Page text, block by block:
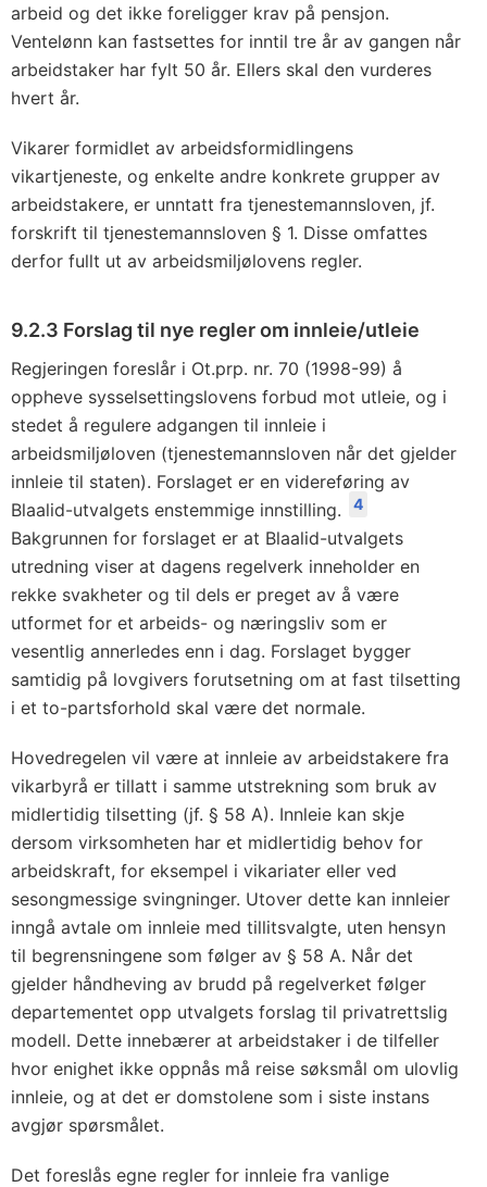
arbeid og det ikke foreligger krav på pensjon.
Ventelønn kan fastsettes for inntil tre år av gangen når
arbeidstaker har fylt 50 år. Ellers skal den vurderes
hvert år.
Vikarer formidlet av arbeidsformidlingens
vikartjeneste, og enkelte andre konkrete grupper av
arbeidstakere, er unntatt fra tjenestemannsloven, jf.
forskrift til tjenestemannsloven § 1. Disse omfattes
derfor fullt ut av arbeidsmiljølovens regler.
9.2.3 Forslag til nye regler om innleie/utleie
Regjeringen foreslår i Ot.prp. nr. 70 (1998-99) å
oppheve sysselsettingslovens forbud mot utleie, og i
stedet å regulere adgangen til innleie i
arbeidsmiljøloven (tjenestemannsloven når det gjelder
innleie til staten). Forslaget er en videreføring av
Blaalid-utvalgets enstemmige innstilling.
4
Bakgrunnen for forslaget er at Blaalid-utvalgets
utredning viser at dagens regelverk inneholder en
rekke svakheter og til dels er preget av å være
utformet for et arbeids- og næringsliv som er
vesentlig annerledes enn i dag. Forslaget bygger
samtidig på lovgivers forutsetning om at fast tilsetting
i et to-partsforhold skal være det normale.
Hovedregelen vil være at innleie av arbeidstakere fra
vikarbyrå er tillatt i samme utstrekning som bruk av
midlertidig tilsetting (jf. § 58 A). Innleie kan skje
dersom virksomheten har et midlertidig behov for
arbeidskraft, for eksempel i vikariater eller ved
sesongmessige svingninger. Utover dette kan innleier
inngå avtale om innleie med tillitsvalgte, uten hensyn
til begrensningene som følger av § 58 A. Når det
gjelder håndheving av brudd på regelverket følger
departementet opp utvalgets forslag til privatrettslig
modell. Dette innebærer at arbeidstaker i de tilfeller
hvor enighet ikke oppnås må reise søksmål om ulovlig
innleie, og at det er domstolene som i siste instans
avgjør spørsmålet.
Det foreslås egne regler for innleie fra vanlige